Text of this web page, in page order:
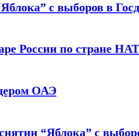
с выборов в
России по стране
ОАЭ
“Яблока” с